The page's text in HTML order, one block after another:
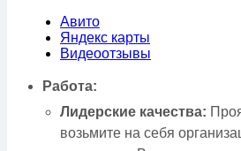
Авито
Яндекс карты
Видеоотзывы
Работа:
Лидерские качества:
возьмите на себя